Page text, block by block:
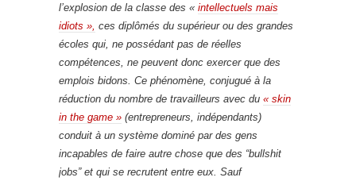
l’explosion de la classe des « intellectuels mais
idiots », ces diplômés du supérieur ou des grandes
écoles qui, ne possédant pas de réelles
compétences, ne peuvent donc exercer que des
emplois bidons. Ce phénomène, conjugué à la
réduction du nombre de travailleurs avec du « skin
in the game » (entrepreneurs, indépendants)
conduit à un système dominé par des gens
incapables de faire autre chose que des “bullshit
jobs” et qui se recrutent entre eux. Sauf